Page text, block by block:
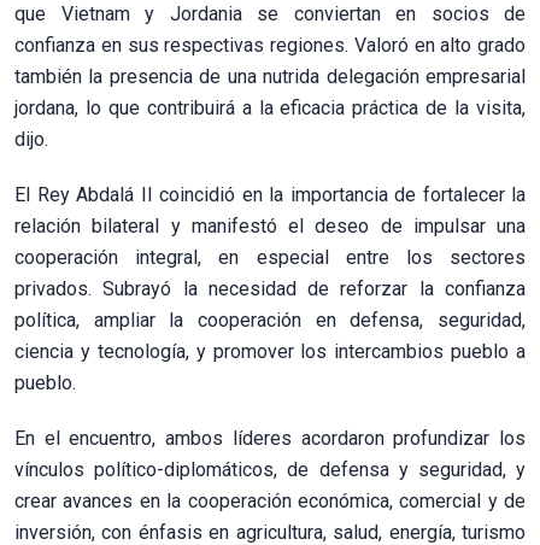
que Vietnam y Jordania se conviertan en socios de
confianza en sus respectivas regiones. Valoró en alto grado
también la presencia de una nutrida delegación empresarial
jordana, lo que contribuirá a la eficacia práctica de la visita,
dijo.
El Rey Abdalá II coincidió en la importancia de fortalecer la
relación bilateral y manifestó el deseo de impulsar una
cooperación integral, en especial entre los sectores
privados. Subrayó la necesidad de reforzar la confianza
política, ampliar la cooperación en defensa, seguridad,
ciencia y tecnología, y promover los intercambios pueblo a
pueblo.
En el encuentro, ambos líderes acordaron profundizar los
vínculos político-diplomáticos, de defensa y seguridad, y
crear avances en la cooperación económica, comercial y de
inversión, con énfasis en agricultura, salud, energía, turismo